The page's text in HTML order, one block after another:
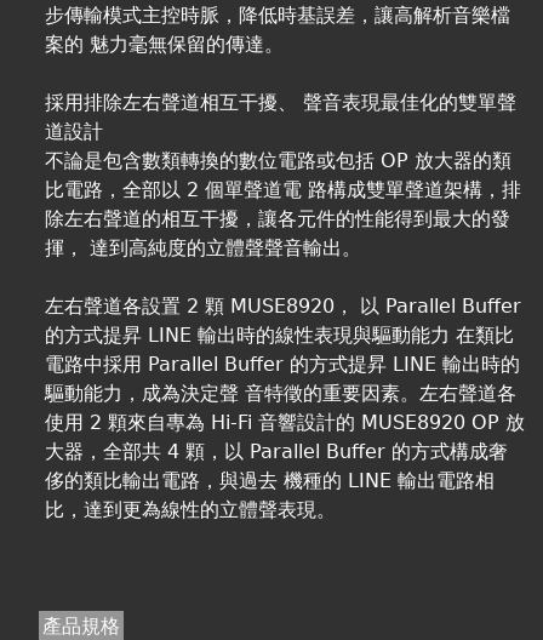
步傳輸模式主控時脈，降低時基誤差，讓高解析音樂檔
案的 魅力毫無保留的傳達。
採用排除左右聲道相互干擾、 聲音表現最佳化的雙單聲
道設計
不論是包含數類轉換的數位電路或包括 OP 放大器的類
比電路，全部以 2 個單聲道電 路構成雙單聲道架構，排
除左右聲道的相互干擾，讓各元件的性能得到最大的發
揮， 達到高純度的立體聲聲音輸出。
左右聲道各設置 2 顆 MUSE8920， 以 Parallel Buffer
的方式提昇 LINE 輸出時的線性表現與驅動能力 在類比
電路中採用 Parallel Buffer 的方式提昇 LINE 輸出時的
驅動能力，成為決定聲 音特徵的重要因素。左右聲道各
使用 2 顆來自專為 Hi-Fi 音響設計的 MUSE8920 OP 放
大器，全部共 4 顆，以 Parallel Buffer 的方式構成奢
侈的類比輸出電路，與過去 機種的 LINE 輸出電路相
比，達到更為線性的立體聲表現。
產品規格